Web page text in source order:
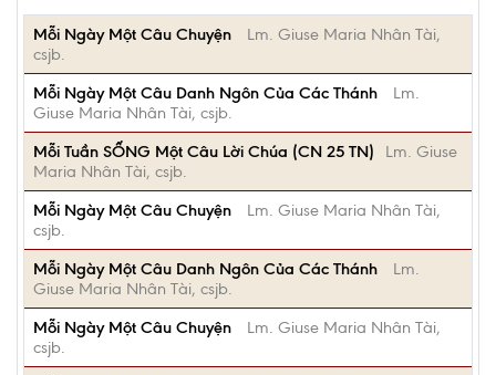
Mỗi Ngày Một Câu Chuyện
Lm. Giuse Maria Nhân Tài,
csjb.
Mỗi Ngày Một Câu Danh Ngôn Của Các Thánh
Lm.
Giuse Maria Nhân Tài, csjb.
Mỗi Tuần SỐNG Một Câu Lời Chúa (CN 25 TN)
Lm. Giuse
Maria Nhân Tài, csjb.
Mỗi Ngày Một Câu Chuyện
Lm. Giuse Maria Nhân Tài,
csjb.
Mỗi Ngày Một Câu Danh Ngôn Của Các Thánh
Lm.
Giuse Maria Nhân Tài, csjb.
Mỗi Ngày Một Câu Chuyện
Lm. Giuse Maria Nhân Tài,
csjb.